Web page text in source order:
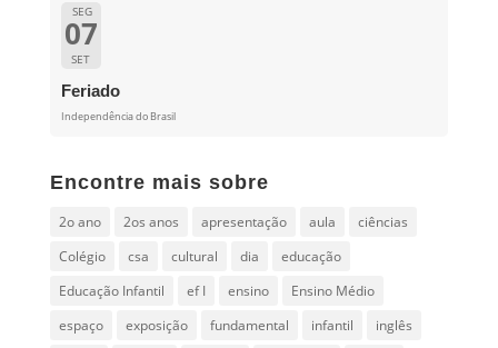
SEG
07
SET
Feriado
Independência do Brasil
Encontre mais sobre
2o ano 2os anos apresentação aula
ciências
Colégio
csa cultural dia
educação
Educação Infantil
ef I ensino
Ensino Médio
espaço
exposição fundamental infantil
inglês